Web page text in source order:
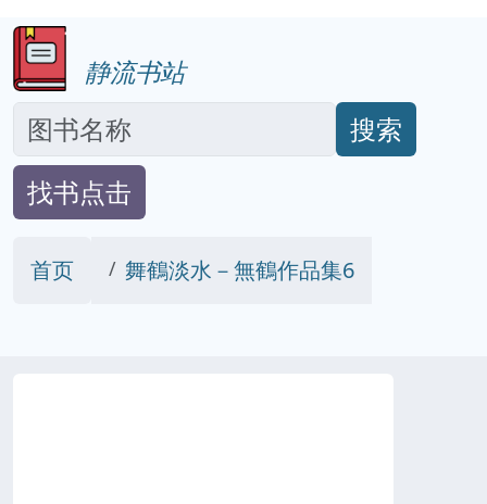
静流书站
搜索
找书点击
首页 舞鶴淡水－無鶴作品集6